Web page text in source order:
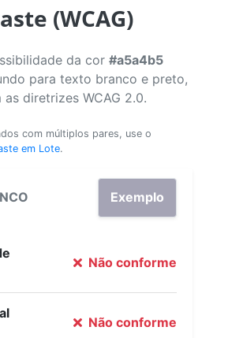
(WCAG)
da cor #a5a4b5
para texto branco e preto,
diretrizes WCAG 2.0.
com múltiplos pares, use o
em Lote.
Exemplo
Não conforme
Não conforme